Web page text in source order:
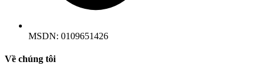
MSDN: 0109651426
Về chúng tôi